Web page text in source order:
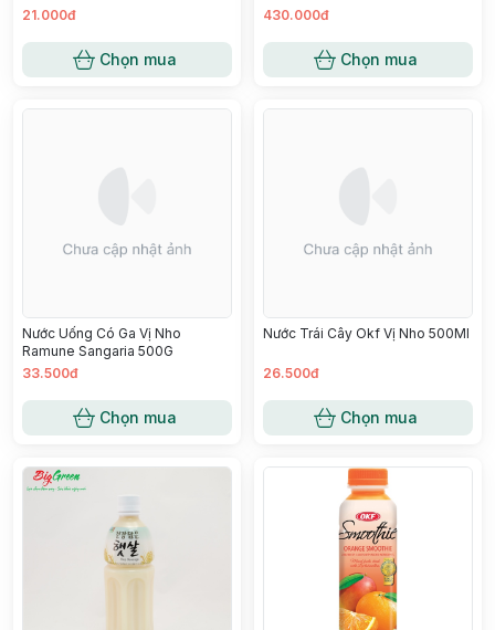
21.000đ
Chọn mua
430.000đ
Chọn mua
Nước Uống Có Ga Vị Nho
Ramune Sangaria 500G
33.500đ
Chọn mua
Nước Trái Cây Okf Vị Nho 500Ml
26.500đ
Chọn mua